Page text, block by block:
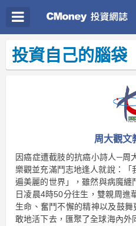
投資自己的腦袋
周大觀文
因癌症遭截肢的抗癌小詩人─周
樂觀並充滿鬥志地逢人就說：「
遍美麗的世界」，雖然與病魔
日凌晨4時50分往生，雙親周進
生命、奮鬥不懈的精神以及鼓
敢地活下去，匯聚了全球海內外